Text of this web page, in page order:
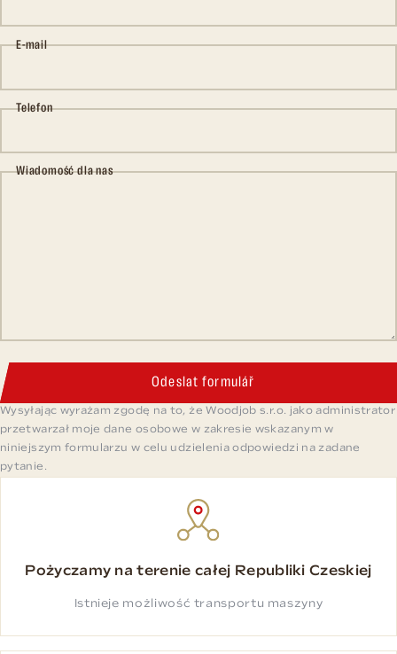
E-mail
Telefon
Wiadomość dla nas
Odeslat formulář
Wysyłając wyrażam zgodę na to, że Woodjob s.r.o. jako administrator
przetwarzał moje dane osobowe w zakresie wskazanym w
niniejszym formularzu w celu udzielenia odpowiedzi na zadane
pytanie.
Pożyczamy na terenie całej Republiki Czeskiej
Istnieje możliwość transportu maszyny